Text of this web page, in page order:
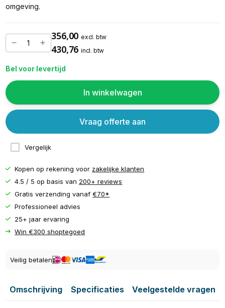
omgeving.
356,00 excl. btw
430,76 incl. btw
Bel voor levertijd
In winkelwagen
Vergelijk
Vraag offerte aan
Kopen op rekening voor zakelijke klanten
4.5 / 5 op basis van 200+ reviews
Gratis verzending vanaf€70*
Professioneel advies
25+ jaar ervaring
Win €300 shoptegoed
Veilig betalen
Omschrijving Specificaties Veelgestelde vragen